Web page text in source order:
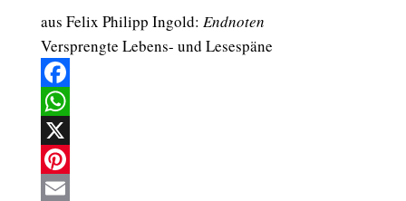
aus Felix Philipp Ingold: Endnoten
Versprengte Lebens- und Lesespäne
Facebook
WhatsApp
X
Pinterest